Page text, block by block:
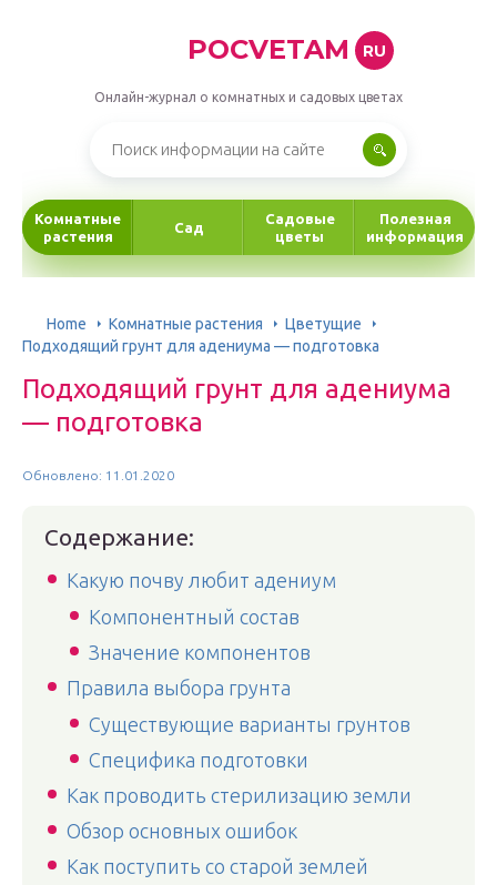
POCVETAM RU
Онлайн-журнал о комнатных и садовых цветах
Комнатные
растения
Сад
Садовые
цветы
Полезная
информация
Home Комнатные растения
Цветущие
Подходящий грунт для адениума — подготовка
Подходящий грунт для адениума
— подготовка
Обновлено: 11.01.2020
Содержание:
Какую почву любит адениум
Компонентный состав
Значение компонентов
Правила выбора грунта
Существующие варианты грунтов
Специфика подготовки
Как проводить стерилизацию земли
Обзор основных ошибок
Как поступить со старой землей